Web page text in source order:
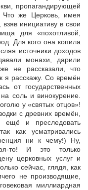
пропагандирующей
Что же Церковь, имея
взяв инициативу в свои
для «похотливой,
Для кого она копила
источники доходов
монахи, дарили
не рассказали, что
я расскажу. Со времён
от государственных
соль и винокурение.
у «святых отцов»!
с древних времён,
ещё и преследовать
как усматривались
ни к чему!) Ну,
то! И это только
церковных услуг и
сейчас, глядя, как
не производящие,
миллиардная